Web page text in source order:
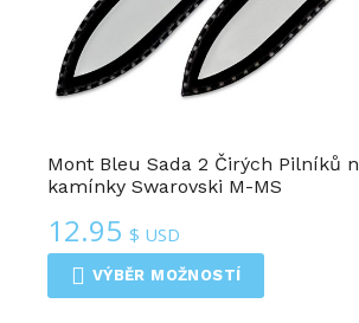
Mont Bleu Sada 2 Čirých Pilníků
kamínky Swarovski M-MS
12.95$ USD
VÝBĚR MOŽNOSTÍ